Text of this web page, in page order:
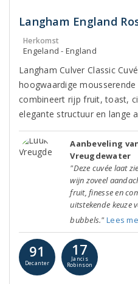
Langham England
Herkomst
Engeland - England
Langham Culver Classic
hoogwaardige
combineert rijp fruit, toast,
elegante structuur en lange
Aanbeveling
Vreugdewater
"Deze cuvée laat
wijn zoveel
fruit, finesse en
uitstekende keuze
bubbels." Lees
91
Decanter
17
Jancis
Robinson